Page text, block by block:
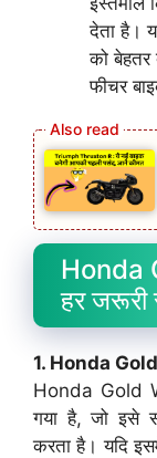
देता है।
को बेहतर
फीचर
Honda
हर जरूरी
1. Honda Gold
Honda Gold
गया है, जो इसे
करता है। यदि